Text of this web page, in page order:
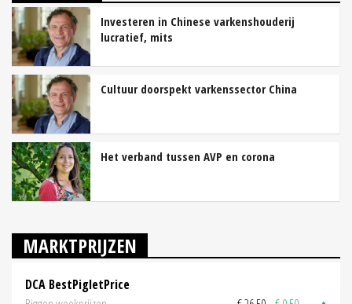
Investeren in Chinese varkenshouderij
lucratief, mits
Cultuur doorspekt varkenssector China
Het verband tussen AVP en corona
MARKTPRIJZEN
DCA BestPigletPrice